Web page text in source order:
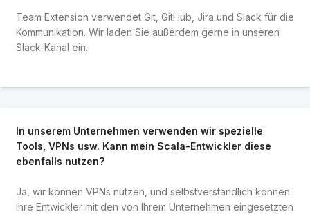
Team Extension verwendet Git, GitHub, Jira und Slack für die
Kommunikation. Wir laden Sie außerdem gerne in unseren
Slack-Kanal ein.
In unserem Unternehmen verwenden wir spezielle
Tools, VPNs usw. Kann mein Scala-Entwickler diese
ebenfalls nutzen?
Ja, wir können VPNs nutzen, und selbstverständlich können
Ihre Entwickler mit den von Ihrem Unternehmen eingesetzten